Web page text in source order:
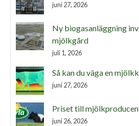
juni 27, 2026
Ny biogasanläggning
mjölkgård
juli 1, 2026
Så kan du väga en
juni 27, 2026
Priset till
juni 26, 2026